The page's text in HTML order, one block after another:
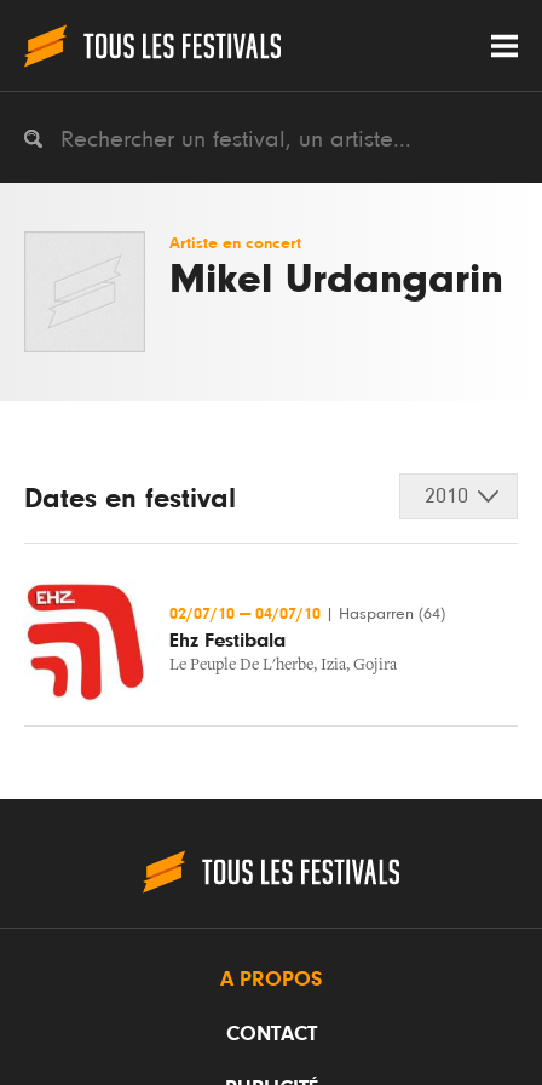
Artiste en concert
Mikel Urdangarin
Dates en festival 2010
02/07/10 — 04/07/10 Hasparren (64)
Ehz Festibala
Le Peuple De L'herbe, Izia, Gojira
A PROPOS
CONTACT